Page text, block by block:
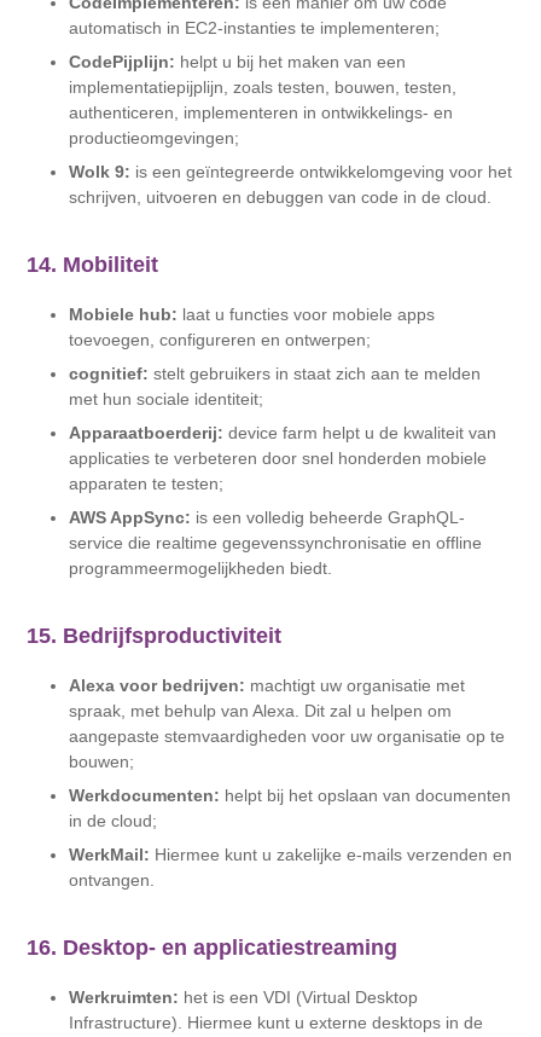
automatisch in EC2-instanties te implementeren;
CodePijplijn: helpt u bij het maken van een
implementatiepijplijn, zoals testen, bouwen, testen,
authenticeren, implementeren in ontwikkelings- en
productieomgevingen;
Wolk 9: is een geïntegreerde ontwikkelomgeving voor het
schrijven, uitvoeren en debuggen van code in de cloud.
14. Mobiliteit
Mobiele hub: laat u functies voor mobiele apps
toevoegen, configureren en ontwerpen;
cognitief: stelt gebruikers in staat zich aan te melden
met hun sociale identiteit;
Apparaatboerderij: device farm helpt u de kwaliteit van
applicaties te verbeteren door snel honderden mobiele
apparaten te testen;
AWS AppSync: is een volledig beheerde GraphQL-
service die realtime gegevenssynchronisatie en offline
programmeermogelijkheden biedt.
15. Bedrijfsproductiviteit
Alexa voor bedrijven: machtigt uw organisatie met
spraak, met behulp van Alexa. Dit zal u helpen om
aangepaste stemvaardigheden voor uw organisatie op te
bouwen;
Werkdocumenten: helpt bij het opslaan van documenten
in de cloud;
WerkMail: Hiermee kunt u zakelijke e-mails verzenden en
ontvangen.
16. Desktop- en applicatiestreaming
Werkruimten: het is een VDI (Virtual Desktop
Infrastructure). Hiermee kunt u externe desktops in de